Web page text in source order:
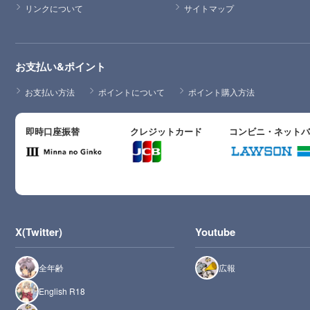
リンクについて
サイトマップ
お支払い&ポイント
お支払い方法 ポイントについて ポイント購入方法
即時口座振替 クレジットカード コンビニ・ネット
X(Twitter)
全年齢
English R18
Youtube
広報